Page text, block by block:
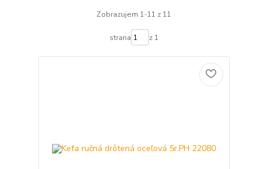
Zobrazujem 1-11 z 11
strana z 1